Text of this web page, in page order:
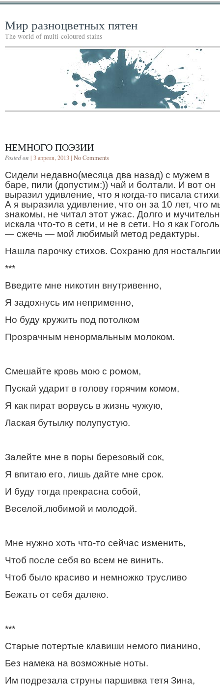
Мир разноцветных пятен
The world of multi-coloured stains
НЕМНОГО ПОЭЗИИ
Posted on | 3 апреля, 2013 | No Comments
Сидели недавно(месяца два назад) с мужем в
баре, пили (допустим:)) чай и болтали. И вот он
выразил удивление, что я когда-то писала
А я выразила удивление, что он за 10 лет, что
знакомы, не читал этот ужас. Долго и
искала что-то в сети, и не в сети. Но я как Гоголь
— сжечь — мой любимый метод редактуры.
Нашла парочку стихов. Сохраню для
***
Введите мне никотин внутривенно,
Я задохнусь им неприменно,
Но буду кружить под потолком
Прозрачным ненормальным молоком.
Смешайте кровь мою с ромом,
Пускай ударит в голову горячим комом,
Я как пират ворвусь в жизнь чужую,
Лаская бутылку полупустую.
Залейте мне в поры березовый сок,
Я впитаю его, лишь дайте мне срок.
И буду тогда прекрасна собой,
Веселой,любимой и молодой.
Мне нужно хоть что-то сейчас изменить,
Чтоб после себя во всем не винить.
Чтоб было красиво и немножко трусливо
Бежать от себя далеко.
***
Старые потертые клавиши немого пианино,
Без намека на возможные ноты.
Им подрезала струны паршивка тетя Зина,